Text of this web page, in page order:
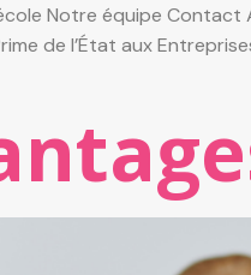
Notre équipe
de l’État aux